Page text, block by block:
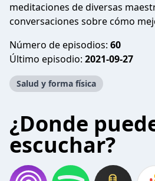
meditaciones de diversas
conversaciones sobre cómo
Número de episodios: 60
Último episodio: 2021-09-27
Salud y forma física
¿Donde
escuchar?